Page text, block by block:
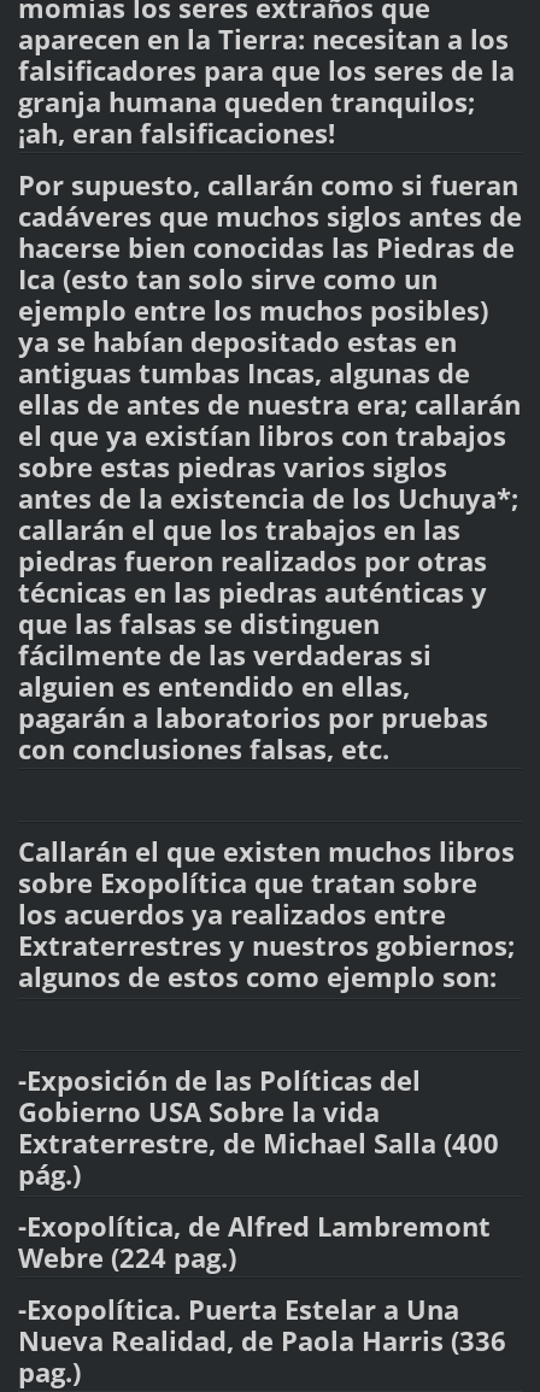
momias los seres extraños que
aparecen en la Tierra: necesitan a los
falsificadores para que los seres de la
granja humana queden tranquilos;
¡ah, eran falsificaciones!
Por supuesto, callarán como si fueran
cadáveres que muchos siglos antes de
hacerse bien conocidas las Piedras de
Ica (esto tan solo sirve como un
ejemplo entre los muchos posibles)
ya se habían depositado estas en
antiguas tumbas Incas, algunas de
ellas de antes de nuestra era; callarán
el que ya existían libros con trabajos
sobre estas piedras varios siglos
antes de la existencia de los Uchuya*;
callarán el que los trabajos en las
piedras fueron realizados por otras
técnicas en las piedras auténticas y
que las falsas se distinguen
fácilmente de las verdaderas si
alguien es entendido en ellas,
pagarán a laboratorios por pruebas
con conclusiones falsas, etc.
Callarán el que existen muchos libros
sobre Exopolítica que tratan sobre
los acuerdos ya realizados entre
Extraterrestres y nuestros gobiernos;
algunos de estos como ejemplo son:
-Exposición de las Políticas del
Gobierno USA Sobre la vida
Extraterrestre, de Michael Salla (400
pág.)
-Exopolítica, de Alfred Lambremont
Webre (224 pag.)
-Exopolítica. Puerta Estelar a Una
Nueva Realidad, de Paola Harris (336
pag.)